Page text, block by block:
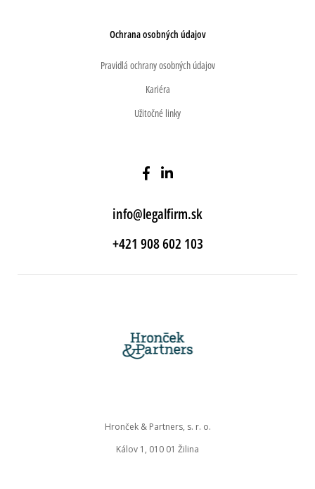
Ochrana osobných údajov
Pravidlá ochrany osobných údajov
Kariéra
Užitočné linky
info@legalfirm.sk
+421 908 602 103
Hronček & Partners, s. r. o.
Kálov 1, 010 01 Žilina